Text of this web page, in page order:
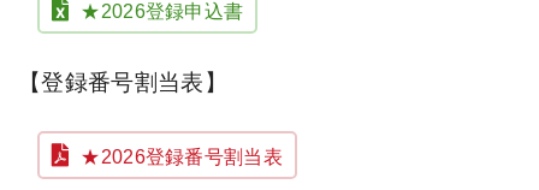
★2026登録申込書
【登録番号割当表】
★2026登録番号割当表